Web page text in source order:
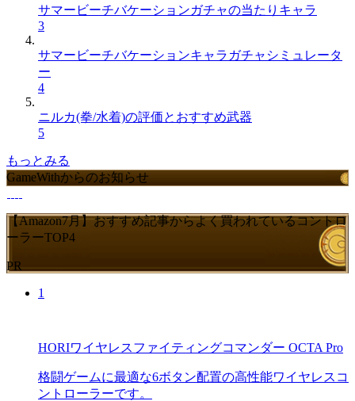
サマービーチバケーションガチャの当たりキャラ
3
サマービーチバケーションキャラガチャシミュレータ
ー
4
ニルカ(拳/水着)の評価とおすすめ武器
5
もっとみる
GameWithからのお知らせ
【Amazon7月】おすすめ記事からよく買われているコントロ
ーラーTOP4
PR
1
HORIワイヤレスファイティングコマンダー OCTA Pro
格闘ゲームに最適な6ボタン配置の高性能ワイヤレスコ
ントローラーです。